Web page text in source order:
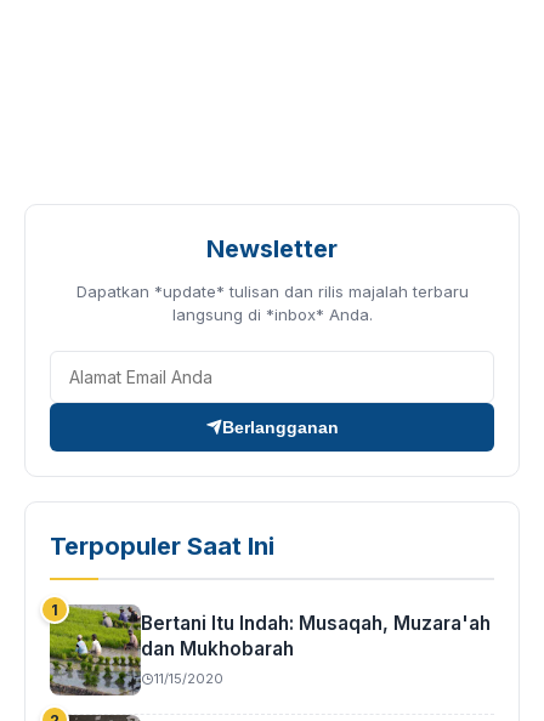
Newsletter
Dapatkan *update* tulisan dan rilis majalah terbaru
langsung di *inbox* Anda.
Berlangganan
Terpopuler Saat Ini
Bertani Itu Indah: Musaqah, Muzara'ah
dan Mukhobarah
11/15/2020